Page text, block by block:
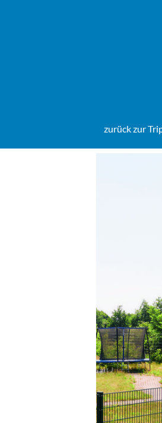
zurück zur